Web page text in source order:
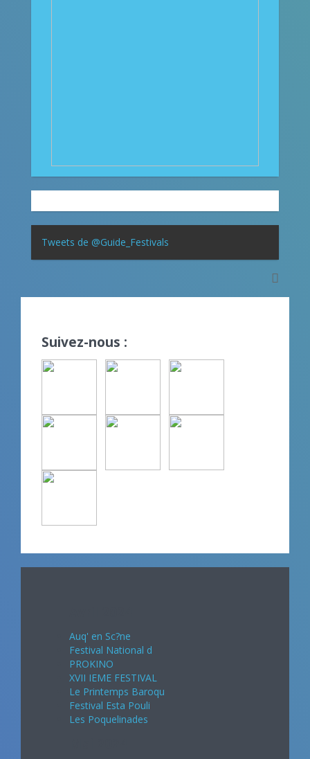
Tweets de @Guide_Festivals
Suivez-nous :
Auq' en Sc?ne
Festival National d
PROKINO
XVII IEME FESTIVAL
Le Printemps Baroqu
Festival Esta Pouli
Les Poquelinades